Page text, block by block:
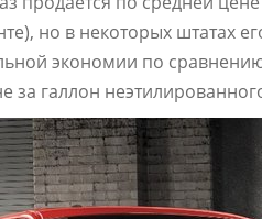
но в некоторых штатах
экономии по
за галлон